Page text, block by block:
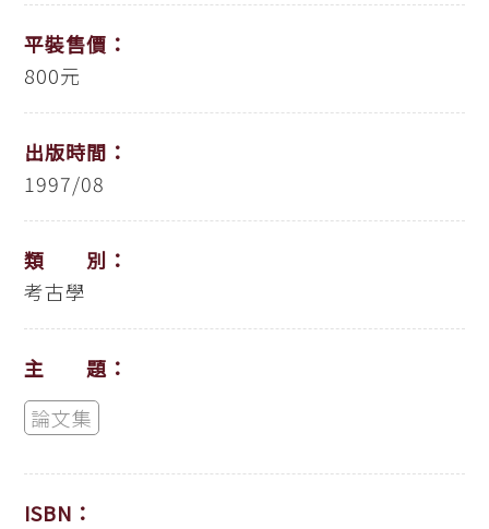
平裝售價：
800元
出版時間：
1997/08
類 別：
考古學
主 題：
論文集
ISBN：